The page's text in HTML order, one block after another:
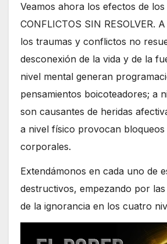
Veamos ahora los efectos de
CONFLICTOS SIN RESOLVER.
los traumas y conflictos no
desconexión de la vida y de la
nivel mental generan
pensamientos boicoteadores; a
son causantes de heridas
a nivel físico provocan bloqueos
corporales.
Extendámonos en cada uno de
destructivos, empezando por
de la ignorancia en los cuatro